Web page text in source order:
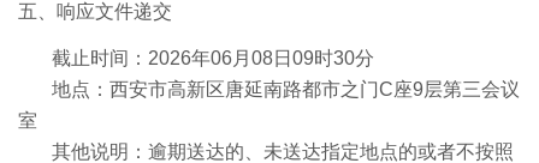
五、 响应文件递交
截止时间： 2026年06月 08日 09时30分
地点：西安市高新区唐延南路都市之门C座9层第三会议
室
其他说明：逾期送达的、未送达指定地点的或者不按照